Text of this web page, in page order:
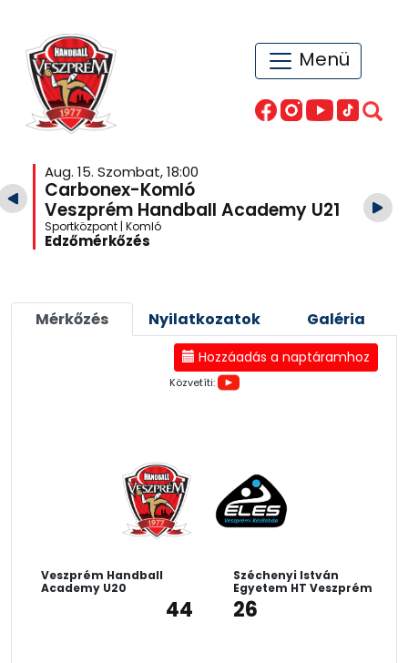
Menü
Aug. 15. Szombat, 18:00
Carbonex-Komló
Veszprém Handball Academy U21
Sportközpont | Komló
Edzőmérkőzés
Mérkőzés Nyilatkozatok Galéria
Hozzáadás a naptáramhoz
Közvetíti:
Veszprém Handball
Academy U20
44
Széchenyi István
Egyetem HT Veszprém
26